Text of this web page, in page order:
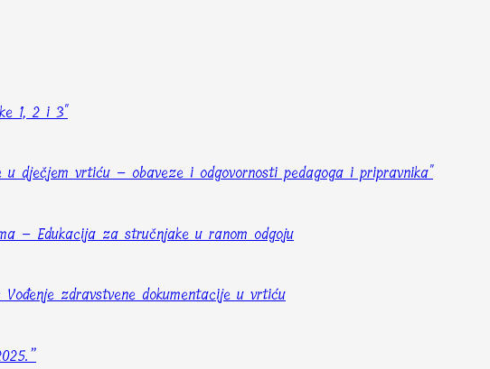
1, 2 i 3"
u dječjem vrtiću – obaveze i odgovornosti pedagoga i pripravnika"
– Edukacija za stručnjake u ranom odgoju
zdravstvene dokumentacije u vrtiću